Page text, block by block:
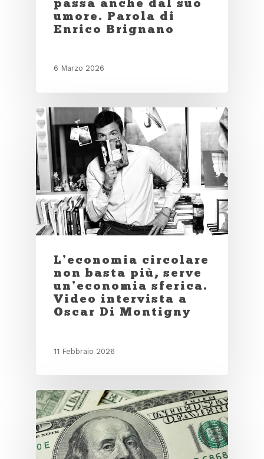
passa anche dal suo
umore. Parola di
Enrico Brignano
6 Marzo 2026
L’economia circolare
non basta più, serve
un’economia sferica.
Video intervista a
Oscar Di Montigny
11 Febbraio 2026